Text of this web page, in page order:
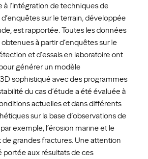
à l’intégration de techniques de
sur le terrain, développée
est rapportée. Toutes les données
à partir d’enquêtes sur le
et d’essais en laboratoire ont
générer un modèle
sophistiqué avec des programmes
du cas d’étude a été évaluée à
actuelles et dans différents
sur la base d’observations de
exemple, l’érosion marine et le
grandes fractures. Une attention
portée aux résultats de ces